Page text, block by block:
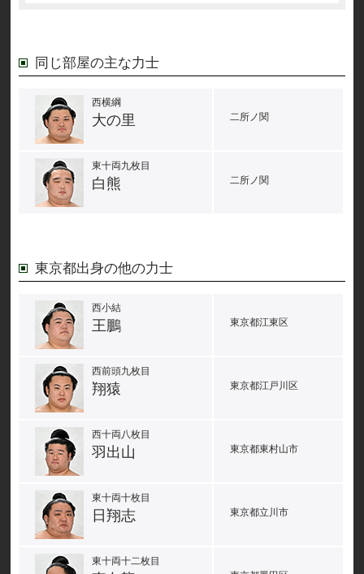
同じ部屋の主な力士
西横綱
大の里 二所ノ関
東十両九枚目
白熊 二所ノ関
東京都出身の他の力士
西小結
王鵬 東京都江東区
西前頭九枚目
翔猿 東京都江戸川区
西十両八枚目
羽出山 東京都東村山市
東十両十枚目
日翔志 東京都立川市
東十両十二枚目